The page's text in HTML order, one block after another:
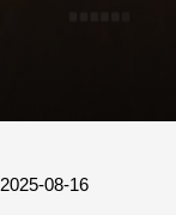
2025-08-16